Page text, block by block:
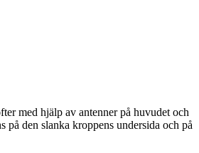
med hjälp av antenner på huvudet och
på den slanka kroppens undersida och på